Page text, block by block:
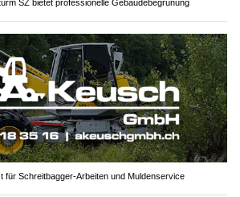
SZ bietet professionelle Gebäudebegrünung
für Schreitbagger-Arbeiten und Muldenservice